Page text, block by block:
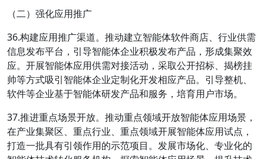
（二）强化应用推广
36.构建应用推广渠道。推动建立智能体软件商店、行业供需
信息发布平台，引导智能体企业积极发布产品，形成集聚效
应。开展智能体应用供需对接活动，采取公开招标、揭榜挂
帅等方式吸引智能体企业定制化开发相应产品。引导整机、
软件等企业基于智能体研发产品和服务，培育用户市场。
37.推进重点场景开放。推动重点领域开放智能体应用场景，
在产业集聚区、重点行业、重点领域开展智能体应用试点，
打造一批具有引领作用的示范项目。发展市场化、专业化的